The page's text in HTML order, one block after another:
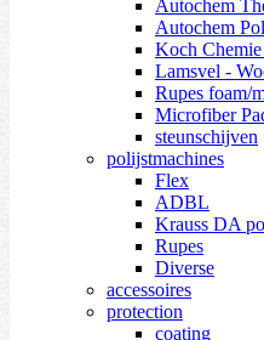
Autochem
Autochem
Koch
Lamsvel -
Rupes foam/
Microfiber
steunschijven
polijstmachines
Flex
ADBL
Krauss DA
Rupes
Diverse
accessoires
protection
coating